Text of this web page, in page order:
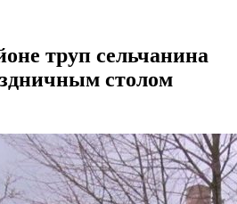
труп сельчанина
столом